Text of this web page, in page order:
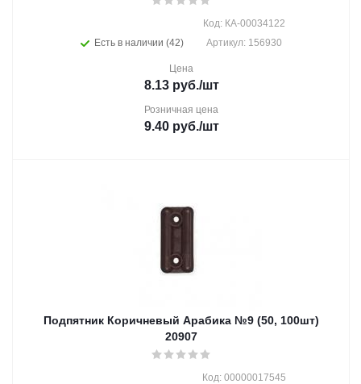
Есть в наличии (42)
Код: КА-00034122
Артикул: 156930
Цена
8.13руб./шт
Розничная цена
9.40руб./шт
Подпятник Коричневый Арабика №9 (50, 100шт)
20907
Код: 00000017545